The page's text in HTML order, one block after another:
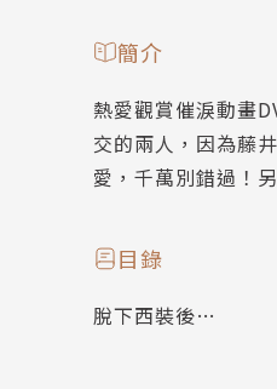
簡介
熱愛觀賞催淚動畫
交的兩人，因為藤
愛，千萬別錯過！
目錄
脫下西裝後…